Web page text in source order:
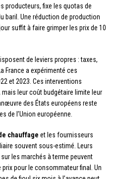
producteurs, fixe les quotas de
baril. Une réduction de production
suffit à faire grimper les prix de 10
de leviers propres : taxes,
France a expérimenté ces
et 2023. Ces interventions
leur coût budgétaire limite leur
des États européens reste
de l’Union européenne.
chauffage et les fournisseurs
souvent sous-estimé. Leurs
les marchés à terme peuvent
pour le consommateur final. Un